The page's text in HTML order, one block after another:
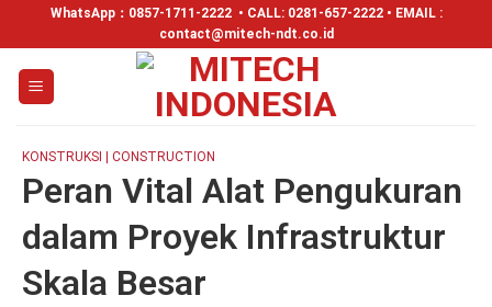
WhatsApp： 0857-1711-2222 • CALL: 0281-657-2222 • EMAIL :
contact@mitech-ndt.co.id
KONSTRUKSI | CONSTRUCTION
Peran Vital Alat Pengukuran
dalam Proyek Infrastruktur
Skala Besar